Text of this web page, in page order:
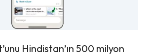
Hindistan’ın 500 milyon